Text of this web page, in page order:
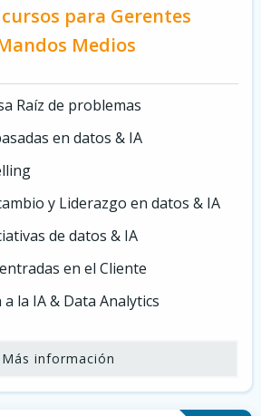
para Gerentes
Medios
Raíz de problemas
en datos & IA
y Liderazgo en datos & IA
de datos & IA
en el Cliente
la IA & Data Analytics
Más información